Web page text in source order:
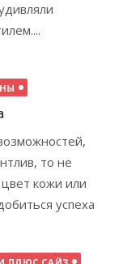
то не
кожи или
успеха